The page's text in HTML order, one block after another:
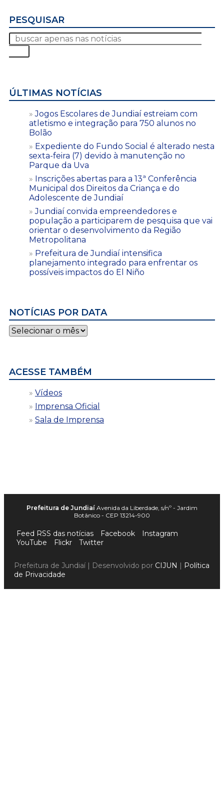
PESQUISAR
ÚLTIMAS NOTÍCIAS
Jogos Escolares de Jundiaí estreiam com
atletismo e integração para 750 alunos no
Bolão
Expediente do Fundo Social é alterado nesta
sexta-feira (7) devido à manutenção no
Parque da Uva
Inscrições abertas para a 13ª Conferência
Municipal dos Direitos da Criança e do
Adolescente de Jundiaí
Jundiaí convida empreendedores e
população a participarem de pesquisa que vai
orientar o desenvolvimento da Região
Metropolitana
Prefeitura de Jundiaí intensifica
planejamento integrado para enfrentar os
possíveis impactos do El Niño
NOTÍCIAS POR DATA
Notícias
por
ACESSE TAMBÉM
Vídeos
Imprensa Oficial
Sala de Imprensa
Prefeitura de Jundiaí Avenida da Liberdade, s/nº - Jardim
Botânico - CEP 13214-900
Feed RSS das notícias Facebook
Instagram
YouTube
Flickr Twitter
Prefeitura de Jundiaí | Desenvolvido por CIJUN | Política
de Privacidade